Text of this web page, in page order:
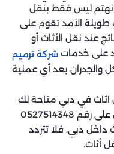
نهتم ليس فقط بنقل
طويلة الأمد تقوم على
عند نقل الأثاث أو
على خدمات شركة ترميم
والجدران بعد أي عملية
اثاث في دبي متاحة لك
على مدار 24 ساعة يوميًا عبر الاتصال على رقم 0527514348
داخل دبي. فلا تتردد
أثاث.